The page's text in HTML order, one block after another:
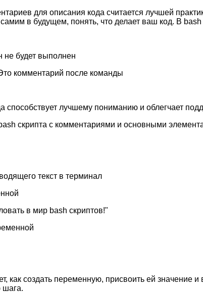
для описания кода считается лучшей
в будущем, понять, что делает ваш код. В
не будет выполнен
комментарий после команды
способствует лучшему пониманию и облегчает
скрипта с комментариями и основными
текст в терминал
в мир bash скриптов!"
как создать переменную, присвоить ей значение
шага.